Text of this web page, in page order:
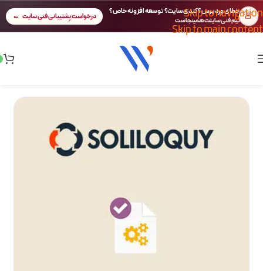
Skip to navigation
Skip to main content
🚨 خطای وردپرس؟ کندی سایت؟ توسعه افزونه خاص؟
تیم فنی سایتت همینجاست درخواست پشتیبانی فنی سایت